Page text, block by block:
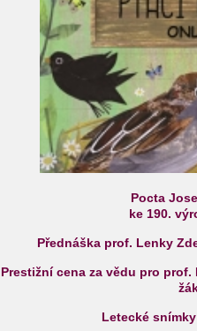
Pocta
ke 190.
Přednáška prof. Lenky
Prestižní cena za vědu pro
Letecké